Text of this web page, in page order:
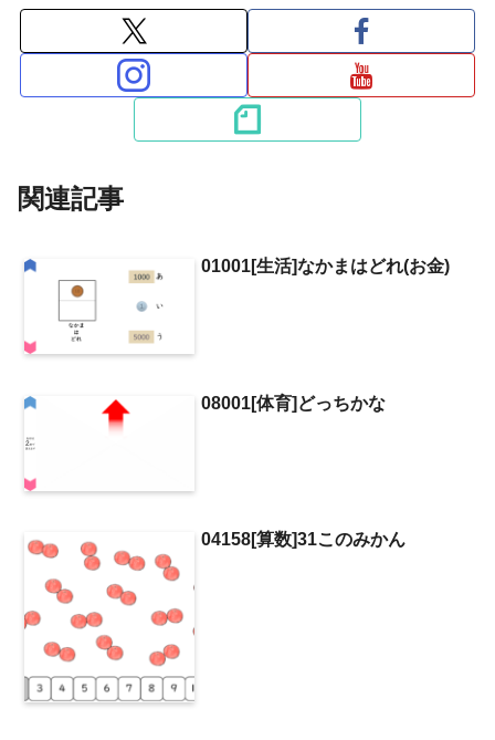
関連記事
01001[生活]なかまはどれ(お金)
08001[体育]どっちかな
04158[算数]31このみかん